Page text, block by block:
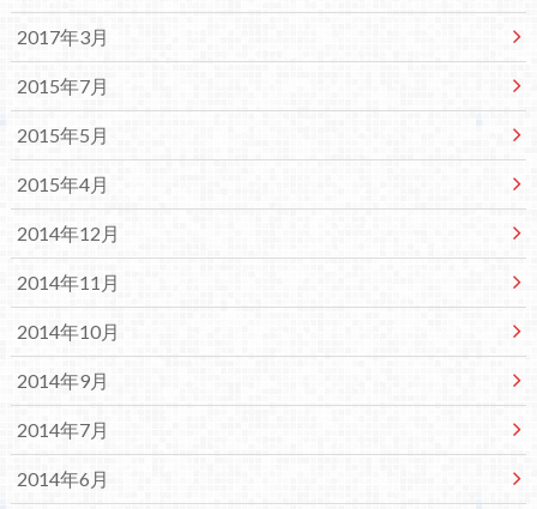
2017年3月
2015年7月
2015年5月
2015年4月
2014年12月
2014年11月
2014年10月
2014年9月
2014年7月
2014年6月